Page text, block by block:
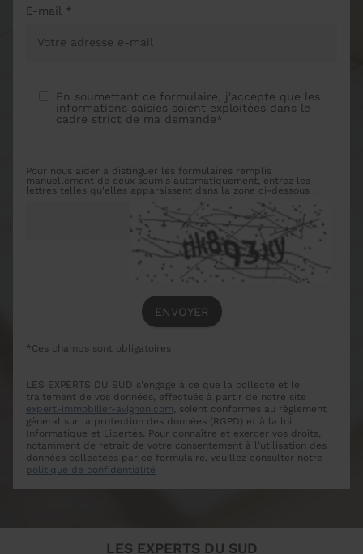
E-mail *
En soumettant ce formulaire, j'accepte que les
informations saisies soient exploitées dans le
cadre strict de ma demande*
Pour nous aider à distinguer les formulaires remplis
manuellement de ceux soumis automatiquement, entrez les
lettres telles qu'elles apparaissent dans la zone ci-dessous :
*Ces champs sont obligatoires
LES EXPERTS DU SUD s'engage à ce que la collecte et le
traitement de vos données, effectués à partir de notre site
expert-immobilier-avignon.com , soient conformes au règlement
général sur la protection des données (RGPD) et à la loi
Informatique et Libertés. Pour connaître et exercer vos droits,
notamment de retrait de votre consentement à l'utilisation des
données collectées par ce formulaire, veuillez consulter notre
politique de confidentialité
LES EXPERTS DU SUD